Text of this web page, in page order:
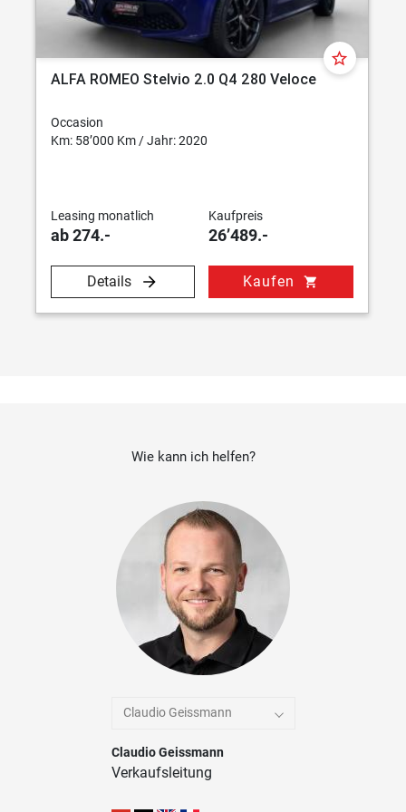
star_border
ALFA ROMEO Stelvio 2.0 Q4 280 Veloce
Occasion
Km: 58’000 Km / Jahr: 2020
Leasing monatlich
ab 274.-
Kaufpreis
26’489.-
Details Kaufen shopping_cart
Wie kann ich helfen?
Claudio Geissmann
Claudio Geissmann
Verkaufsleitung